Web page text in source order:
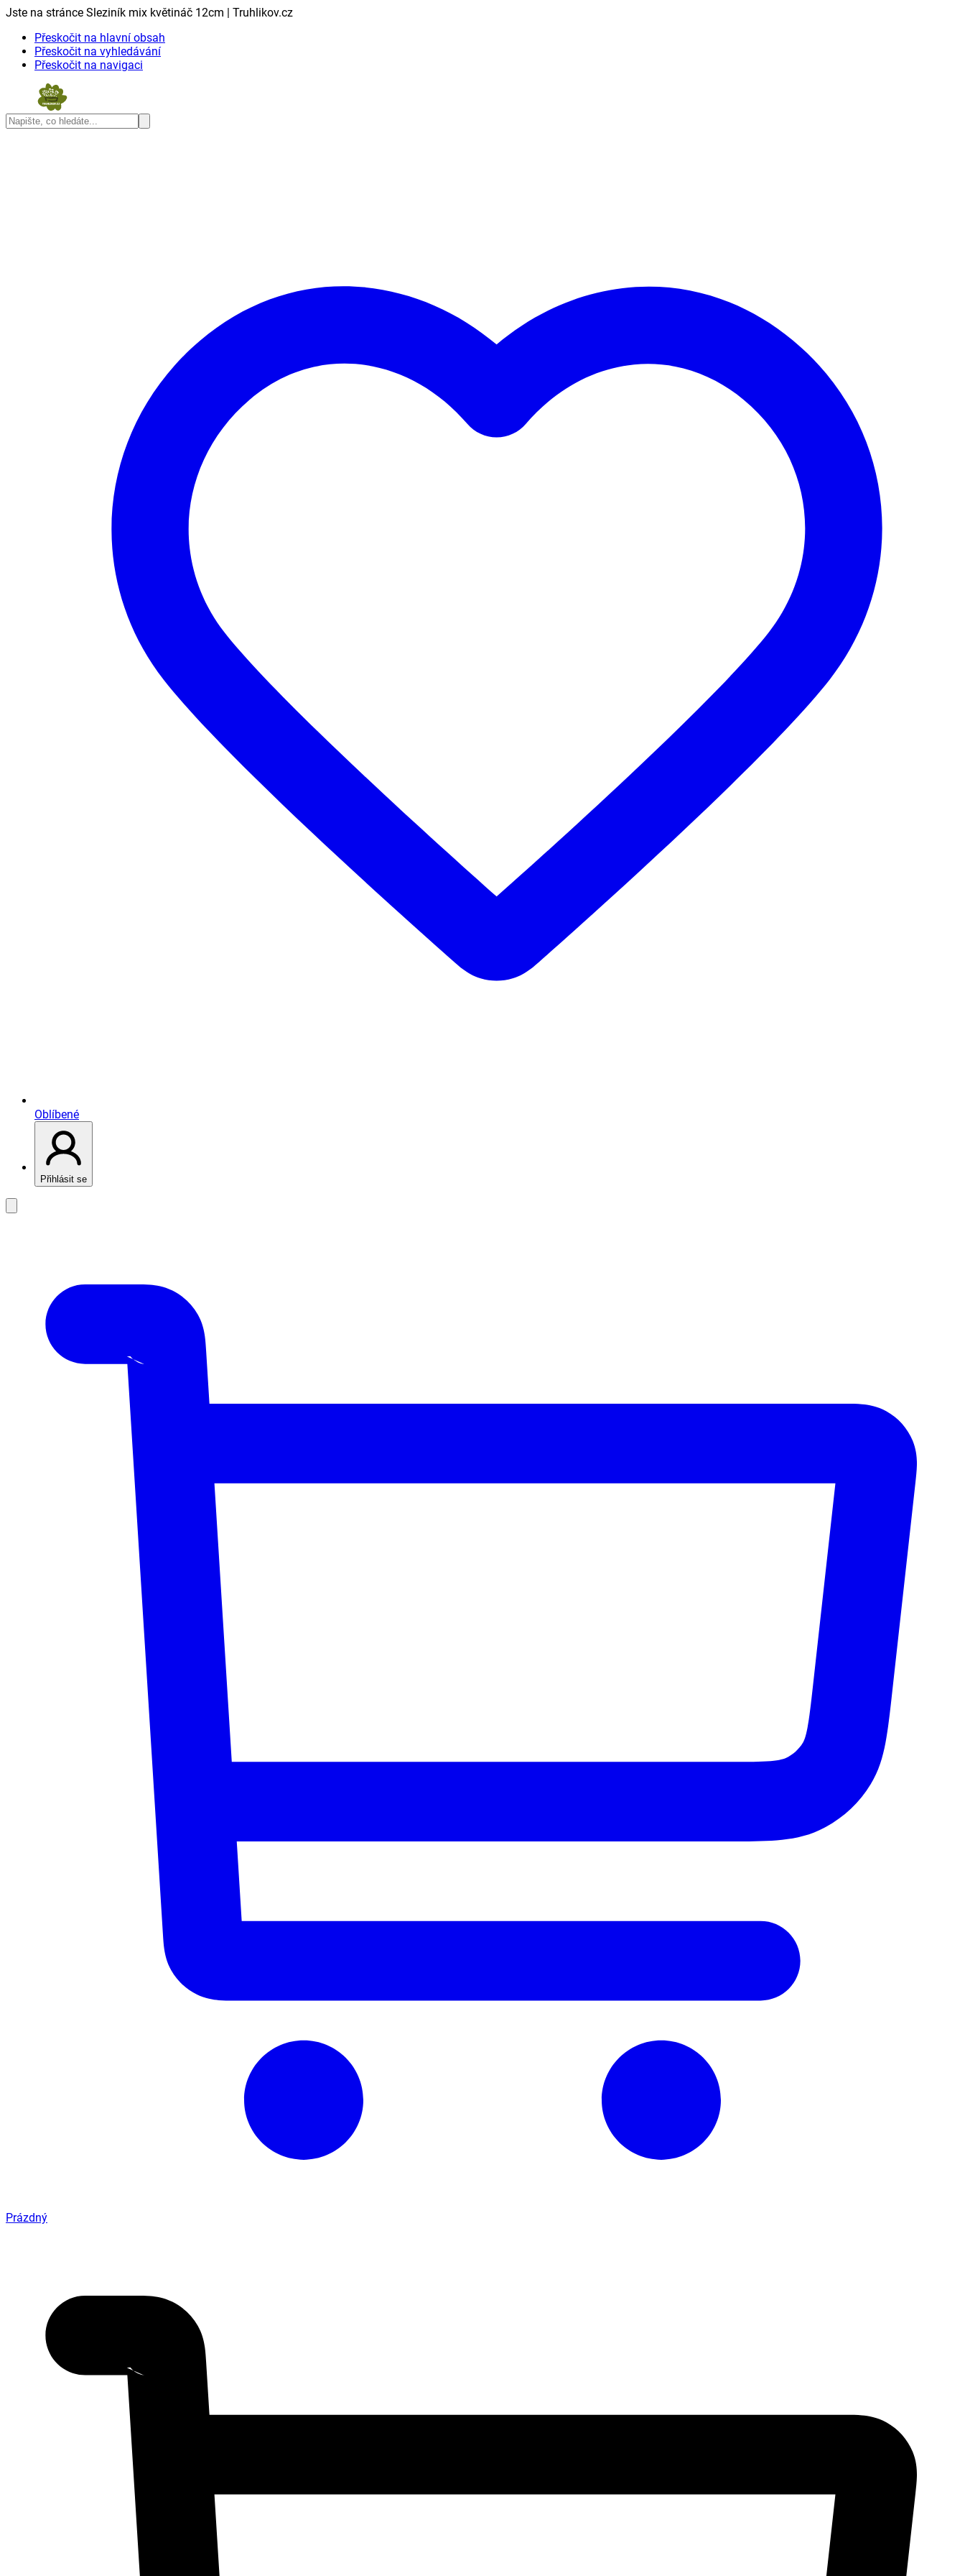
Jste na stránce Sleziník mix květináč 12cm | Truhlikov.cz
Přeskočit na hlavní obsah
Přeskočit na vyhledávání
Přeskočit na navigaci
Oblíbené
Přihlásit se
Prázdný